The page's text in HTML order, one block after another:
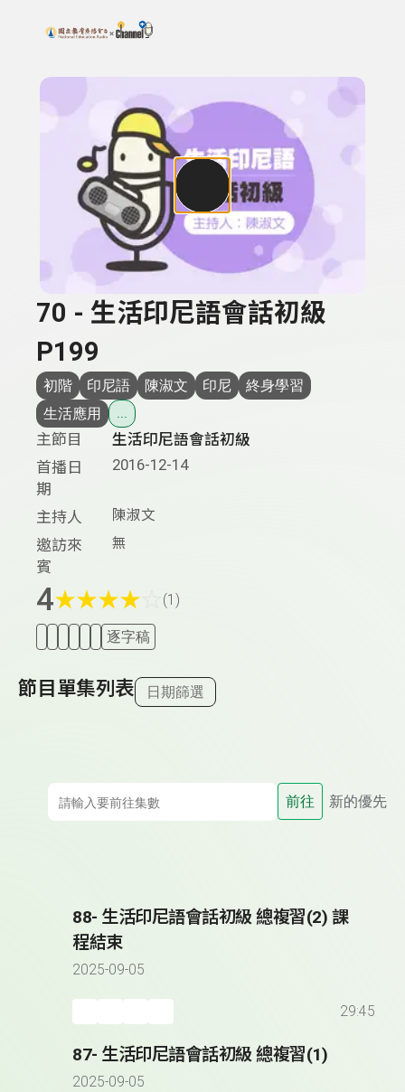
上方功能區塊
搜尋關鍵字：可輸入節目名稱、主持人或關鍵字
70 - 生活印尼語會話初級
P199
初階 印尼語 陳淑文 印尼
終身學習
生活應用
...
主節目
生活印尼語會話初級
首播日
期
2016-12-14
主持人 陳淑文
邀訪來
賓
無
4★★★★ (1)
逐字稿
節目單集列表 日期篩選
前往 新的優先
88- 生活印尼語會話初級 總複習(2) 課
程結束
2025-09-05
29:45
87- 生活印尼語會話初級 總複習(1)
2025-09-05